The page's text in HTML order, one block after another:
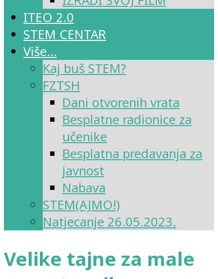
ITEO 2.0
STEM CENTAR
Više…
Kaj buš STEM?
FZTSH
Dani otvorenih vrata
Besplatne radionice za
učenike
Besplatna predavanja za
javnost
Nabava
STEM(AJMO!)
Natjecanje 26.05.2023.
Velike tajne za male